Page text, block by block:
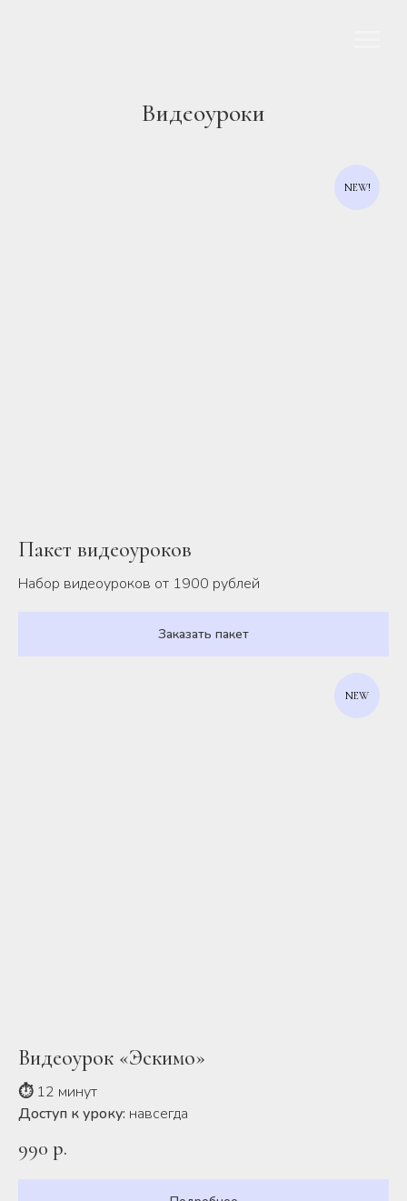
Видеоуроки
NEW!
Пакет видеоуроков
Набор видеоуроков от 1900 рублей
Заказать пакет
NEW
Видеоурок «Эскимо»
⏱12 минут
Доступ к уроку: навсегда
990 р.